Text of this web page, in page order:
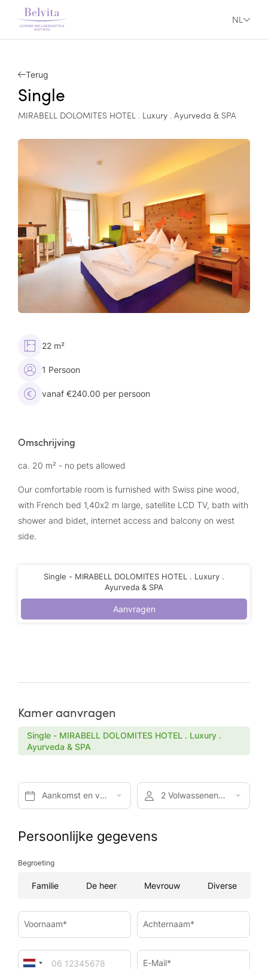
NL
Terug
Single
MIRABELL DOLOMITES HOTEL . Luxury . Ayurveda & SPA
22 m²
1 Persoon
vanaf €240.00 per persoon
Omschrijving
ca. 20 m² - no pets allowed
Our comfortable room is furnished with Swiss pine wood,
with French bed 1,40x2 m large, satellite LCD TV, bath with
shower and bidet, internet access and balcony on west
side.
Single - MIRABELL DOLOMITES HOTEL . Luxury .
Ayurveda & SPA
Aanvragen
Kamer aanvragen
Single - MIRABELL DOLOMITES HOTEL . Luxury .
Ayurveda & SPA
Aankomst en vertrek* 2 Volwassenen, Halfpension
Persoonlijke gegevens
Begroeting
Familie De heer Mevrouw Diverse
Voornaam* Achternaam*
E-Mail*